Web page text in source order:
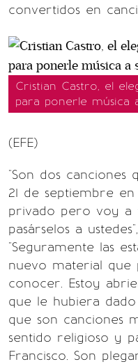
convertidos en
Cristian Castro, el
para ponerle música
(EFE)
"Son dos
21 de septiembre
privado pero voy a
pasárselos a
"Seguramente las
nuevo material que
conocer. Estoy
que le hubiera
que son canciones
sentido religioso y
Francisco. Son